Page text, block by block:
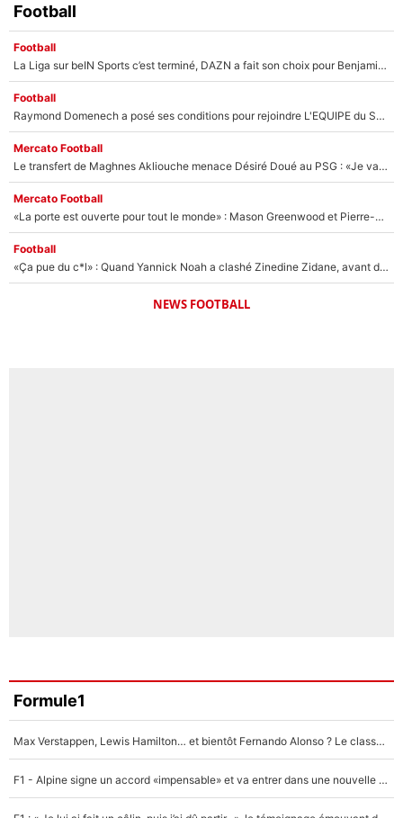
Football
Football
La Liga sur beIN Sports c’est terminé, DAZN a fait son choix pour Benjamin Da Silva et Omar Da Fonseca !
Football
Raymond Domenech a posé ses conditions pour rejoindre L'EQUIPE du Soir : Il refuse de faire l'émission avec un autre chroniqueur !
Mercato Football
Le transfert de Maghnes Akliouche menace Désiré Doué au PSG : «Je valide à 200%»
Mercato Football
«La porte est ouverte pour tout le monde» : Mason Greenwood et Pierre-Emerick Aubameyang ont quitté l'OM, Amine Gouiri balance sur la suite du mercato et sur la réaction du vestiaire !
Football
«Ça pue du c*l» : Quand Yannick Noah a clashé Zinedine Zidane, avant de se faire recadrer par le nouveau sélectionneur de l'équipe de France !
NEWS FOOTBALL
Formule1
Max Verstappen, Lewis Hamilton… et bientôt Fernando Alonso ? Le classement des pilotes les mieux payés en Formule 1 risque de changer !
F1 - Alpine signe un accord «impensable» et va entrer dans une nouvelle dimension : Grande nouvelle pour Pierre Gasly !